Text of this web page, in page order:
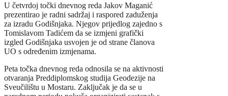
U četvrdoj točki dnevnog reda Jakov Maganić
prezentirao je radni sadržaj i raspored zaduženja
za izradu Godišnjaka. Njegov prijedlog zajedno s
Tomislavom Tadićem da se izmjeni grafički
izgled Godišnjaka usvojen je od strane članova
UO s određenim izmjenama.
Peta točka dnevnog reda odnosila se na aktivnosti
otvaranja Preddiplomskog studija Geodezije na
Sveučilištu u Mostaru. Zaključak je da se u